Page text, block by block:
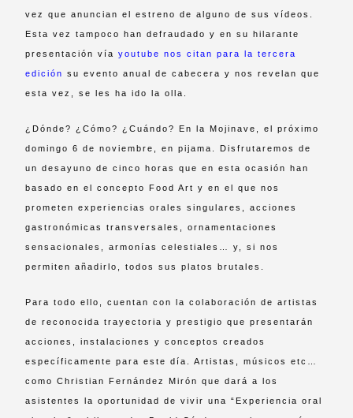
vez que anuncian el estreno de alguno de sus vídeos.
Esta vez tampoco han defraudado y en su hilarante
presentación víayoutube nos citan para la tercera
edición su evento anual de cabecera y nos revelan que
esta vez, se les ha ido la olla.
¿Dónde? ¿Cómo? ¿Cuándo? En la Mojinave, el próximo
domingo 6 de noviembre, en pijama. Disfrutaremos de
un desayuno de cinco horas que en esta ocasión han
basado en el concepto Food Art y en el que nos
prometen experiencias orales singulares, acciones
gastronómicas transversales, ornamentaciones
sensacionales, armonías celestiales… y, si nos
permiten añadirlo, todos sus platos brutales.
Para todo ello, cuentan con la colaboración de artistas
de reconocida trayectoria y prestigio que presentarán
acciones, instalaciones y conceptos creados
específicamente para este día. Artistas, músicos etc…
como Christian Fernández Mirón que dará a los
asistentes la oportunidad de vivir una “Experiencia oral